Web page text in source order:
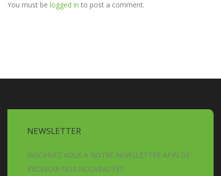
You must be logged in to post a comment.
NEWSLETTER
INSCRIVEZ VOUS À NOTRE NEWSLETTER AFIN DE
RECEVOIR NOS NOUVEAUTÉS